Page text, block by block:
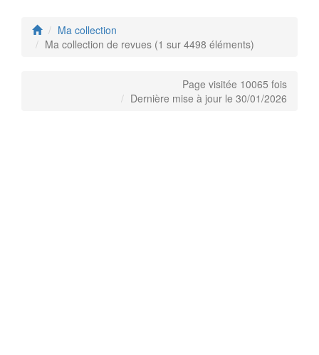
Ma collection
Ma collection de revues (1 sur 4498 éléments)
Page visitée 10065 fois
Dernière mise à jour le 30/01/2026